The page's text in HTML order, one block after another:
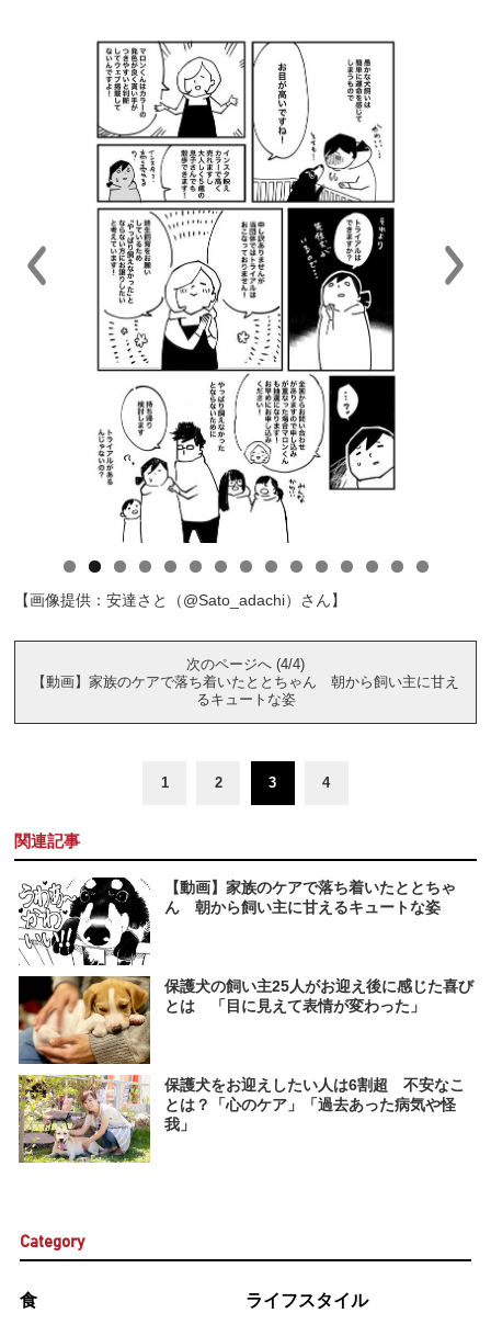
【画像提供：安達さと（@Sato_adachi）さん】
次のページへ (4/4)
【動画】家族のケアで落ち着いたととちゃん 朝から飼い主に甘え
るキュートな姿
1 2 3 4
関連記事
【動画】家族のケアで落ち着いたととちゃ
ん 朝から飼い主に甘えるキュートな姿
保護犬の飼い主25人がお迎え後に感じた喜び
とは 「目に見えて表情が変わった」
保護犬をお迎えしたい人は6割超 不安なこ
とは？「心のケア」「過去あった病気や怪
我」
Category
食 ライフスタイル